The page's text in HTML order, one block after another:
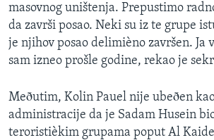
masovnog uništenja. Prepustimo
da završi posao. Neki su iz te grupe
je njihov posao delimièno završen. Ja
sam izneo prošle godine, rekao je
Meðutim, Kolin Pauel nije ubeðen
administracije da je Sadam Husein
teroristièkim grupama poput Al